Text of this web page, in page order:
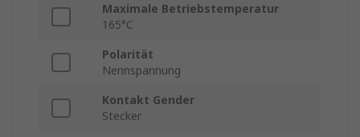
Maximale Betriebstemperatur
165°C
Polarität
Nennspannung
Kontakt Gender
Stecker